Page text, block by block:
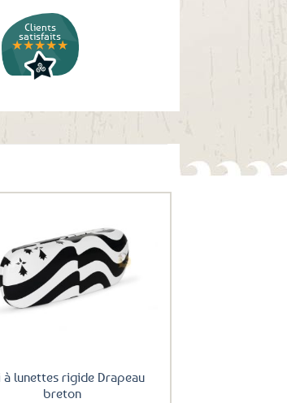
Clients
satisfaits
★★★★★
Ajouter
à lunettes rigide Drapeau
breton